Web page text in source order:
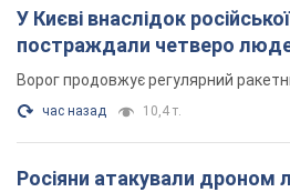
У Києві внаслідок
постраждали четверо
Ворог продовжує регулярний
час назад 10,4 т.
Росіяни атакували дроном